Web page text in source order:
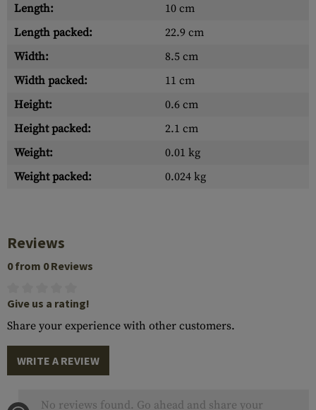
Length:
10 cm
Length packed:
22.9 cm
Width:
8.5 cm
Width packed:
11 cm
Height:
0.6 cm
Height packed:
2.1 cm
Weight:
0.01 kg
Weight packed:
0.024 kg
Reviews
0 from 0 Reviews
Give us a rating!
Share your experience with other customers.
WRITE A REVIEW
No reviews found. Go ahead and share your